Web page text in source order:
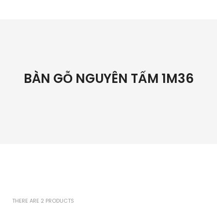
BÀN GỖ NGUYÊN TẤM 1M36
THERE ARE 2 PRODUCTS